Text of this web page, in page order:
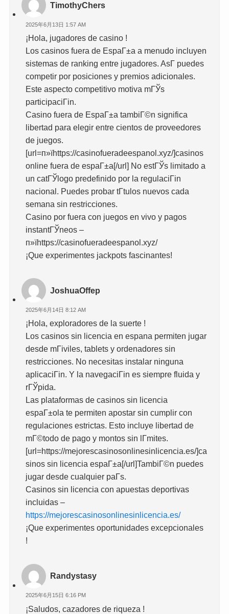
TimothyChers
2025年6月13日 1:57 AM
¡Hola, jugadores de casino !
Los casinos fuera de EspaГ±a a menudo incluyen
sistemas de ranking entre jugadores. AsГ­ puedes
competir por posiciones y premios adicionales.
Este aspecto competitivo motiva mГЎs
participaciГіn.
Casino fuera de EspaГ±a tambiГ©n significa
libertad para elegir entre cientos de proveedores
de juegos.
[url=п»їhttps://casinofueradeespanol.xyz/]casinos
online fuera de espaГ±a[/url] No estГЎs limitado a
un catГЎlogo predefinido por la regulaciГіn
nacional. Puedes probar tГ­tulos nuevos cada
semana sin restricciones.
Casino por fuera con juegos en vivo y pagos
instantГЎneos –
п»їhttps://casinofueradeespanol.xyz/
¡Que experimentes jackpots fascinantes!
JoshuaOffep
2025年6月14日 8:12 AM
¡Hola, exploradores de la suerte !
Los casinos sin licencia en espana permiten jugar
desde mГіviles, tablets y ordenadores sin
restricciones. No necesitas instalar ninguna
aplicaciГіn. Y la navegaciГіn es siempre fluida y
rГЎpida.
Las plataformas de casinos sin licencia
espaГ±ola te permiten apostar sin cumplir con
regulaciones estrictas. Esto incluye libertad de
mГ©todo de pago y montos sin lГ­mites.
[url=https://mejorescasinosonlinesinlicencia.es/]ca
sinos sin licencia espaГ±a[/url]TambiГ©n puedes
jugar desde cualquier paГ­s.
Casinos sin licencia con apuestas deportivas
incluidas –
https://mejorescasinosonlinesinlicencia.es/
¡Que experimentes oportunidades excepcionales
!
Randystasy
2025年6月15日 6:16 PM
¡Saludos, cazadores de riqueza !